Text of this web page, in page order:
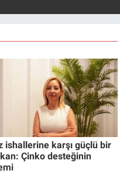
ishallerine karşı güçlü bir
Çinko desteğinin